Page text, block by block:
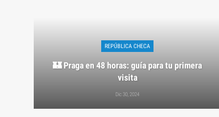
REPÚBLICA CHECA
🏰 Praga en 48 horas: guía para tu primera
visita
Dic 30, 2024